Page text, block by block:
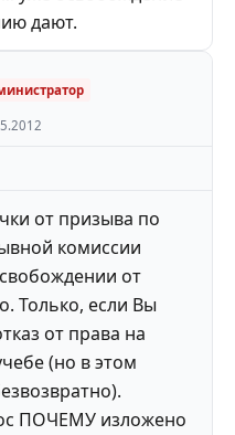
дают.
от призыва по
комиссии
от
Только, если Вы
от права на
(но в этом
ПОЧЕМУ изложено